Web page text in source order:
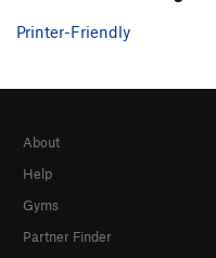
Printer-Friendly
About
Help
Gyms
Partner Finder